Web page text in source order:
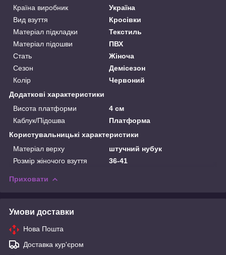
Країна виробник
Україна
Вид взуття
Кросівки
Матеріал підкладки
Текстиль
Матеріал підошви
ПВХ
Стать
Жіноча
Сезон
Демісезон
Колір
Червоний
Додаткові характеристики
Висота платформи
4 см
Каблук/Підошва
Платформа
Користувальницькі характеристики
Матеріал верху
штучний нубук
Розмір жіночого взуття
36-41
Приховати
Умови доставки
Нова Пошта
Доставка кур'єром